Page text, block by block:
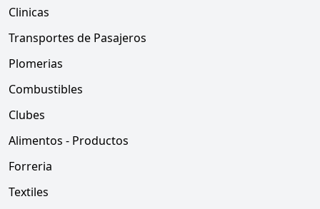
Clinicas
Transportes de Pasajeros
Plomerias
Combustibles
Clubes
Alimentos - Productos
Forreria
Textiles